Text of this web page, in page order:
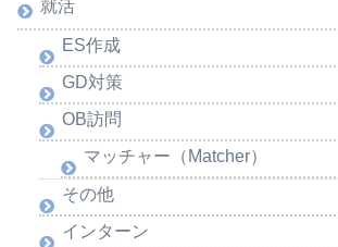
就活
ES作成
GD対策
OB訪問
マッチャー（Matcher）
その他
インターン